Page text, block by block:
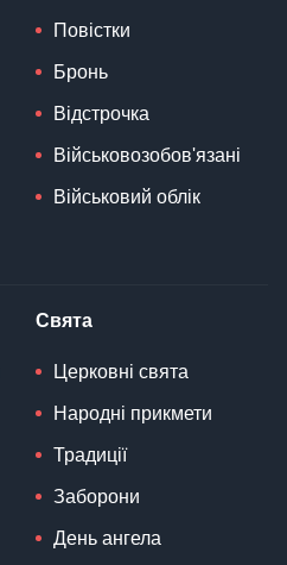
Повістки
Бронь
Відстрочка
Військовозобов'язані
Військовий облік
Свята
Церковні свята
Народні прикмети
Традиції
Заборони
День ангела